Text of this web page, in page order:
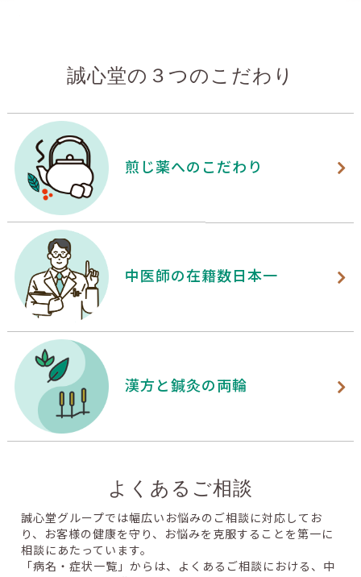
2026/07/25
【セミナー】11/7（土）妊活スタート講座 「中医学で考え
る子宮腺筋症・筋腫 妊活中の食養生と体質改善」（Zoo
m）
【お客様の声】毎回の効果にびっくり！ 鍼灸で肩の痛みを
改善
2026/07/11
【腎臓ブログ】夏に悪化する腎臓病｜脱水・熱中症と腎機
能低下の関係をやさしく解説
【NEWS】【誠心堂漢方館 銀座店】第二子妊活を支えた漢
方と鍼灸 1年8か月の妊活を経て自然妊娠された方のイン
タビュー動画を公開
2026/07/01
【お客様の声】【動画】第二子妊活インタビュー｜育児と
仕事を両立しながら授かりました
2026/06/27
誠心堂の３つのこだわり
煎じ薬へのこだわり
中医師の在籍数日本一
漢方と鍼灸の両輪
よくあるご相談
誠心堂グループでは幅広いお悩みのご相談に対応してお
り、お客様の健康を守り、お悩みを克服することを第一に
相談にあたっています。
「病名・症状一覧」からは、よくあるご相談における、中